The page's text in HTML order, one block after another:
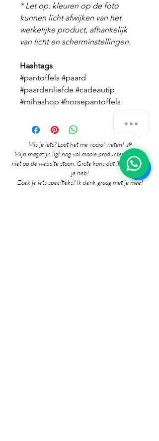
* Let op: kleuren op de foto
kunnen licht afwijken van het
werkelijke product, afhankelijk
van licht en scherminstellingen.
Hashtags
#pantoffels #paard
#paardenliefde #cadeautip
#mihashop #horsepantoffels
Mis je iets? Laat het me vooral weten! 🎉
Mijn magazijn ligt nog vol mooie producten die nog
niet op de website staan. Grote kans dat ik het al voor
je heb!
Zoek je iets specifieks? Ik denk graag met je mee!
1